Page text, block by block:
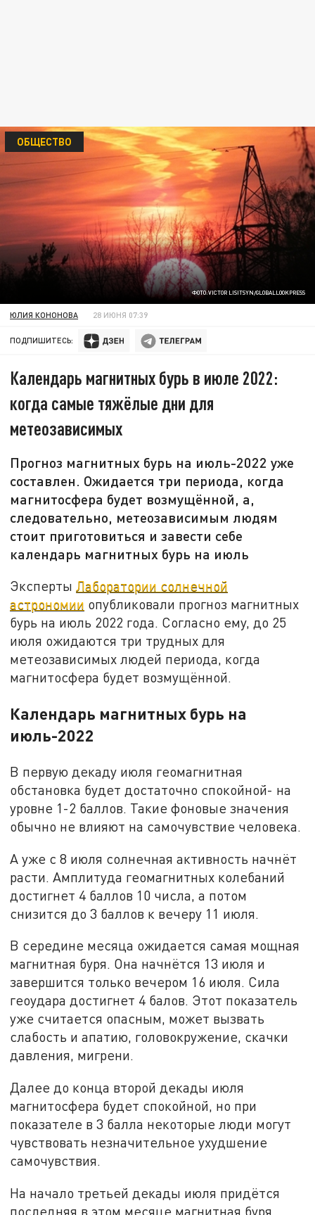
ФОТО:VICTOR LISITSYN/GLOBALLOOKPRESS
ОБЩЕСТВО
ЮЛИЯ КОНОНОВА 28 ИЮНЯ 07:39
ПОДПИШИТЕСЬ:
Календарь магнитных бурь в июле 2022:
когда самые тяжёлые дни для
метеозависимых
Прогноз магнитных бурь на июль-2022 уже
составлен. Ожидается три периода, когда
магнитосфера будет возмущённой, а,
следовательно, метеозависимым людям
стоит приготовиться и завести себе
календарь магнитных бурь на июль
ЭкспертыЛаборатории солнечной
астрономии опубликовали прогноз магнитных
бурь на июль 2022 года. Согласно ему, до 25
июля ожидаются три трудных для
метеозависимых людей периода, когда
магнитосфера будет возмущённой.
Календарь магнитных бурь на
июль-2022
В первую декаду июля геомагнитная
обстановка будет достаточно спокойной- на
уровне 1-2 баллов. Такие фоновые значения
обычно не влияют на самочувствие человека.
А уже с 8 июля солнечная активность начнёт
расти. Амплитуда геомагнитных колебаний
достигнет 4 баллов 10 числа, а потом
снизится до 3 баллов к вечеру 11 июля.
В середине месяца ожидается самая мощная
магнитная буря. Она начнётся 13 июля и
завершится только вечером 16 июля. Сила
геоудара достигнет 4 балов. Этот показатель
уже считается опасным, может вызвать
слабость и апатию, головокружение, скачки
давления, мигрени.
Далее до конца второй декады июля
магнитосфера будет спокойной, но при
показателе в 3 балла некоторые люди могут
чувствовать незначительное ухудшение
самочувствия.
На начало третьей декады июля придётся
последняя в этом месяце магнитная буря